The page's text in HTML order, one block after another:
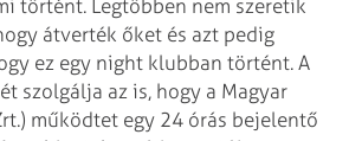
történt. Legtöbben nem szeretik
átverték őket és azt pedig
ez egy night klubban történt. A
szolgálja az is, hogy a Magyar
működtet egy 24 órás bejelentő